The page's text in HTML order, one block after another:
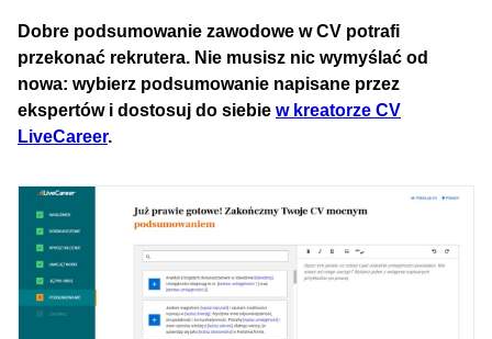
Dobre podsumowanie zawodowe w CV potrafi
przekonać rekrutera. Nie musisz nic wymyślać od
nowa: wybierz podsumowanie napisane przez
ekspertów i dostosuj do siebie w kreatorze CV
LiveCareer.